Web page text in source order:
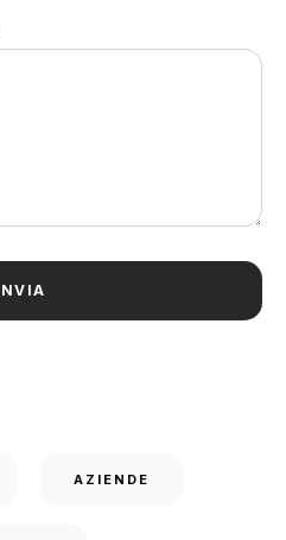
AZIENDE